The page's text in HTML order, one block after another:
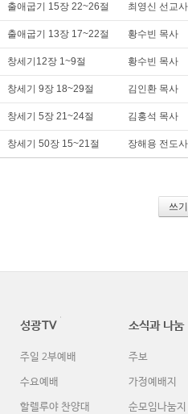
출애굽기 15장 22~26절 최영신 선교사
출애굽기 13장 17~22절 황수빈 목사
창세기12장 1~9절 황수빈 목사
창세기 9장 18~29절 김인환 목사
창세기 5장 21~24절 김홍석 목사
창세기 50장 15~21절 장해용 전도사
쓰기
성광TV
주일 2부예배
수요예배
할렐루야 찬양대
소식과 나눔
주보
가정예배지
순모임나눔지